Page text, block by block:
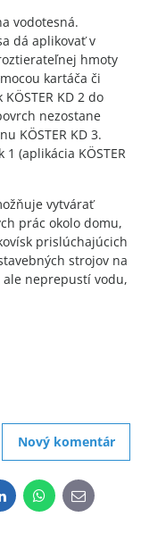
vodotesná.
dá aplikovať v
hmoty
kartáča či
KD 2 do
nezostane
KÖSTER KD 3.
(aplikácia KÖSTER
vytvárať
prác okolo domu,
prislúchajúcich
strojov na
neprepustí vodu,
Nový komentár
WhatsApp
E-
mail